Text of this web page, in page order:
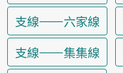
支線——六家線
支線——集集線